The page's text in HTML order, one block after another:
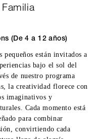
(De 4 a 12 años)
pequeños están invitados a
bajo el sol del
de nuestro programa
la creatividad florece con
imaginativos y
Cada momento está
para combinar
convirtiendo cada